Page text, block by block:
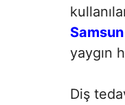
yaygın
Diş